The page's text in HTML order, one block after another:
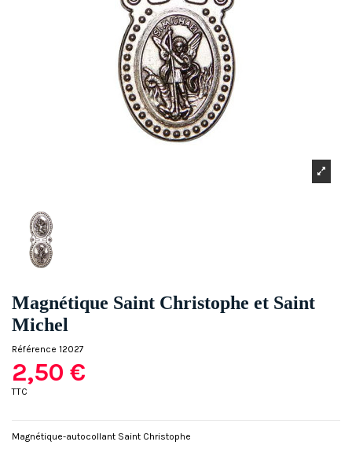
Magnétique Saint Christophe et Saint
Michel
Référence 12027
2,50 €
TTC
Magnétique-autocollant Saint Christophe